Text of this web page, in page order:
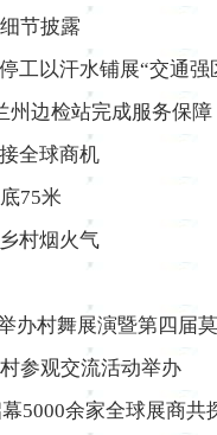
节披露
工以汗水铺展“交通强
州边检站完成服务保障
全球商机
75米
村烟火气
办村舞展演暨第四届
参观交流活动举办
5000余家全球展商共